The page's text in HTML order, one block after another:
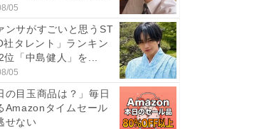
05
ンサがすごいと思うST
社タレント」ランキン
位「中島健人」を...
05
の目玉商品は？」毎日
Amazonタイムセール
せない